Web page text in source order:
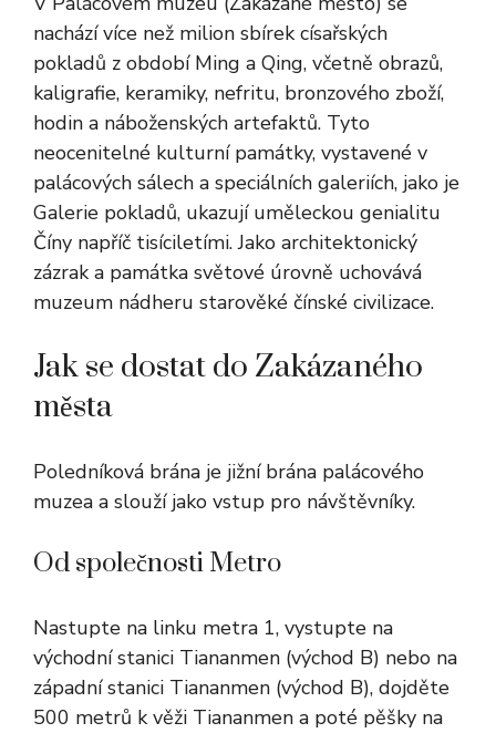
nachází více než milion sbírek císařských
pokladů z období Ming a Qing, včetně obrazů,
kaligrafie, keramiky, nefritu, bronzového zboží,
hodin a náboženských artefaktů. Tyto
neocenitelné kulturní památky, vystavené v
palácových sálech a speciálních galeriích, jako je
Galerie pokladů, ukazují uměleckou genialitu
Číny napříč tisíciletími. Jako architektonický
zázrak a památka světové úrovně uchovává
muzeum nádheru starověké čínské civilizace.
Jak se dostat do Zakázaného
města
Poledníková brána je jižní brána palácového
muzea a slouží jako vstup pro návštěvníky.
Od společnosti Metro
Nastupte na linku metra 1, vystupte na
východní stanici Tiananmen (východ B) nebo na
západní stanici Tiananmen (východ B), dojděte
500 metrů k věži Tiananmen a poté pěšky na